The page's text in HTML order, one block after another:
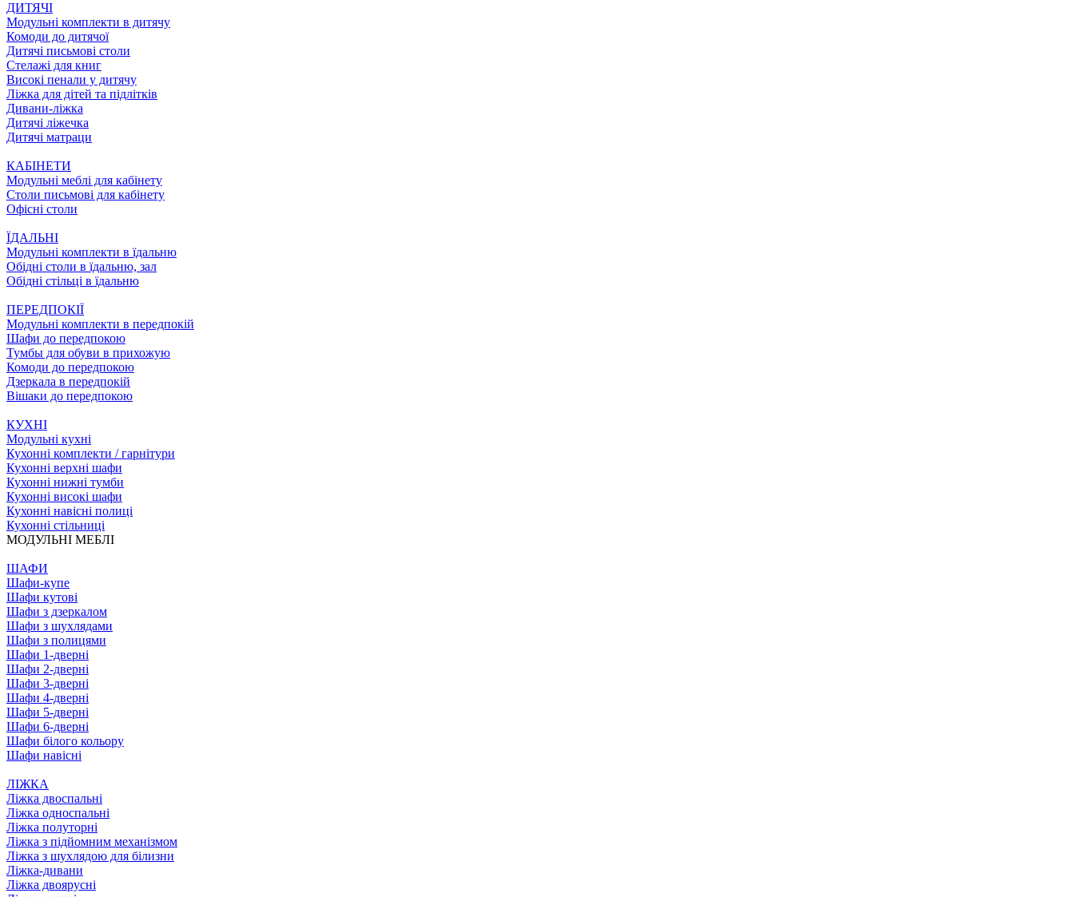
ДИТЯЧІ
Модульні комплекти в дитячу
Комоди до дитячої
Дитячі письмові столи
Стелажі для книг
Високі пенали у дитячу
Ліжка для дітей та підлітків
Дивани-ліжка
Дитячі ліжечка
Дитячі матраци
КАБІНЕТИ
Модульні меблі для кабінету
Столи письмові для кабінету
Офісні столи
ЇДАЛЬНI
Модульні комплекти в їдальню
Обідні столи в їдальню, зал
Обідні стільці в їдальню
ПЕРЕДПОКІЇ
Модульні комплекти в передпокій
Шафи до передпокою
Тумбы для обуви в прихожую
Комоди до передпокою
Дзеркала в передпокій
Вішаки до передпокою
КУХНІ
Модульні кухні
Кухонні комплекти / гарнітури
Кухонні верхні шафи
Кухонні нижні тумби
Кухонні високі шафи
Кухонні навісні полиці
Кухонні стільниці
МОДУЛЬНІ МЕБЛІ
ШАФИ
Шафи-купе
Шафи кутові
Шафи з дзеркалом
Шафи з шухлядами
Шафи з полицями
Шафи 1-дверні
Шафи 2-дверні
Шафи 3-дверні
Шафи 4-дверні
Шафи 5-дверні
Шафи 6-дверні
Шафи білого кольору
Шафи навісні
ЛІЖКА
Ліжка двоспальні
Ліжка односпальні
Ліжка полуторні
Ліжка з підйомним механізмом
Ліжка з шухлядою для білизни
Ліжка-дивани
Ліжка двоярусні